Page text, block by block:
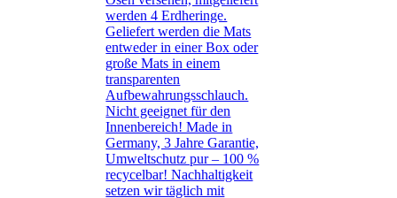
werden 4 Erdheringe.
Geliefert werden die Mats
entweder in einer Box oder
große Mats in einem
transparenten
Aufbewahrungsschlauch.
Nicht geeignet für den
Innenbereich! Made in
Germany, 3 Jahre Garantie,
Umweltschutz pur – 100 %
recycelbar! Nachhaltigkeit
setzen wir täglich mit